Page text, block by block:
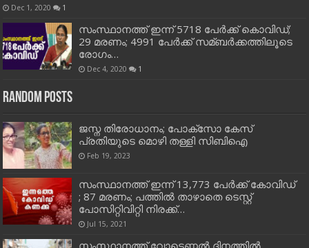
Dec 1, 2020 1
സംസ്ഥാനത്ത് ഇന്ന് 5718 പേര്‍ക്ക് കൊവിഡ്;
29 മരണം; 4991 പേര്‍ക്ക് സമ്ബര്‍ക്കത്തിലൂടെ
രോഗം…
Dec 4, 2020 1
Random Posts
ജസ്ന തിരോധാനം; പോക്സോ കേസ്
പ്രതിയുടെ മൊഴി തള്ളി സിബിഐ
Feb 19, 2023
സംസ്ഥാനത്ത് ഇന്ന് 13,773 പേര്‍ക്ക് കോവിഡ്
; 87 മരണം; പത്തിൽ താഴാതെ ടെസ്റ്റ്
പോസിറ്റിവിറ്റി നിരക്ക്…
Jul 15, 2021